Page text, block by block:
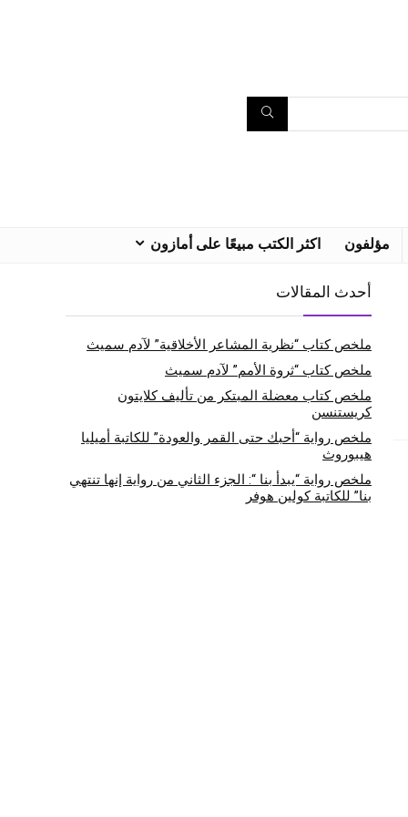
مؤلفون اكثر الكتب مبيعًا على أمازون
أحدث المقالات
ملخص كتاب “نظرية المشاعر الأخلاقية” لآدم سميث
ملخص كتاب “ثروة الأمم” لآدم سميث
ملخص كتاب معضلة المبتكر من تأليف كلايتون
كريستنسن
ملخص رواية “أحبك حتى القمر والعودة” للكاتبة أميليا
هيبوروث
ملخص رواية “يبدأ بنا “: الجزء الثاني من رواية إنها تنتهي
بنا” للكاتبة كولين هوفر